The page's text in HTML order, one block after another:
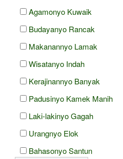
Agamonyo Kuwaik
Budayanyo Rancak
Makanannyo Lamak
Wisatanyo Indah
Kerajinannyo Banyak
Padusinyo Kamek Manih
Laki-lakinyo Gagah
Urangnyo Elok
Bahasonyo Santun